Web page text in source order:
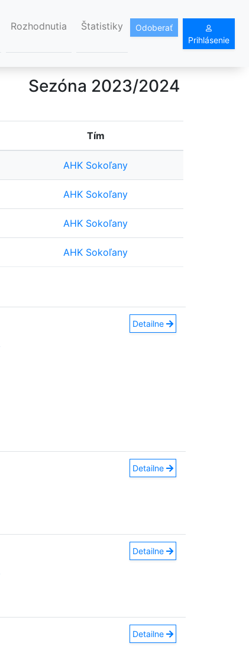
Rozhodnutia Štatistiky
Odoberať
Prihlásenie
Sezóna 2023/2024
Tím
AHK Sokoľany
AHK Sokoľany
AHK Sokoľany
AHK Sokoľany
Detailne
Detailne
Detailne
Detailne